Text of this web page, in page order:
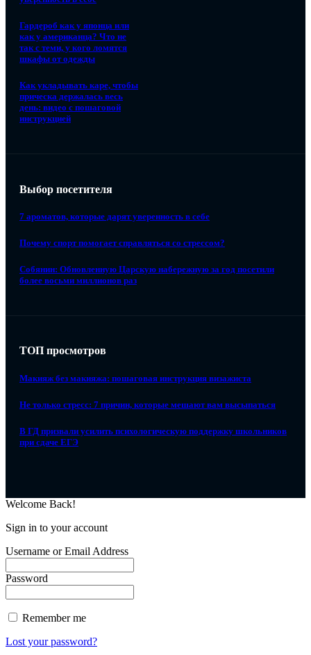
Гардероб как у японца или
как у американца? Что не
так с теми, у кого ломятся
шкафы от одежды
Как укладывать каре, чтобы
прическа держалась весь
день: видео с пошаговой
инструкцией
Выбор посетителя
7 ароматов, которые дарят уверенность в себе
Почему спорт помогает справляться со стрессом?
Собянин: Обновленную Царскую набережную за год посетили
более восьми миллионов раз
ТОП просмотров
Макияж без макияжа: пошаговая инструкция визажиста
Не только стресс: 7 причин, которые мешают вам высыпаться
В ГД призвали усилить психологическую поддержку школьников
при сдаче ЕГЭ
Welcome Back!
Sign in to your account
Username or Email Address
Password
Remember me
Lost your password?